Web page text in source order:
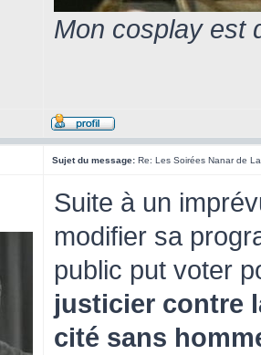
Mon cosplay est
Sujet du message: Re: Les Soirées Nanar de
Suite à un
modifier sa
public put voter
justicier contre
cité sans